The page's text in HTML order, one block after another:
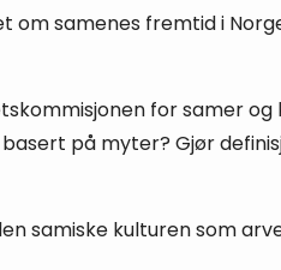
samenes fremtid i
for samer
på myter? Gjør
samiske kulturen som